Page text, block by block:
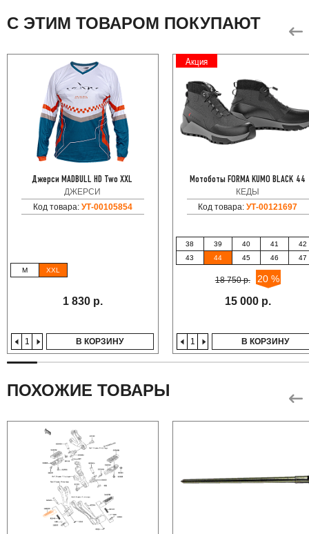
С ЭТИМ ТОВАРОМ ПОКУПАЮТ
Джерси MADBULL HD Two XXL
ДЖЕРСИ
Код товара: УТ-00105854
M XXL
1 830 р.
В КОРЗИНУ
Акция
Мотоботы FORMA KUMO BLACK 44
КЕДЫ
Код товара:УТ-00121697
38 39 40 41
42
43
44 45 46 47
18 750 р. 20 %
15 000 р.
В КОРЗИНУ
ПОХОЖИЕ ТОВАРЫ